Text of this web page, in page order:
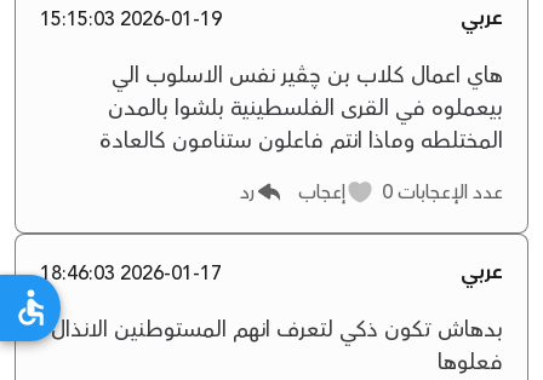
عربي 2026-01-19 15:15:03
هاي اعمال كلاب بن چڤير نفس الاسلوب الي
بيعملوه في القرى الفلسطينية بلشوا بالمدن
المختلطه وماذا انتم فاعلون ستنامون كالعادة
عدد الإعجابات إعجاب رد
عربي 2026-01-17 18:46:03
بدهاش تكون ذكي لتعرف انهم المستوطنين الانذال
فعلوها